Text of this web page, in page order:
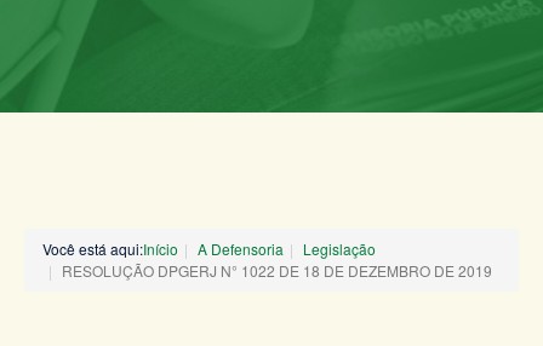
Você está aqui:Início A Defensoria
Legislação
RESOLUÇÃO DPGERJ N° 1022 DE 18 DE DEZEMBRO DE 2019